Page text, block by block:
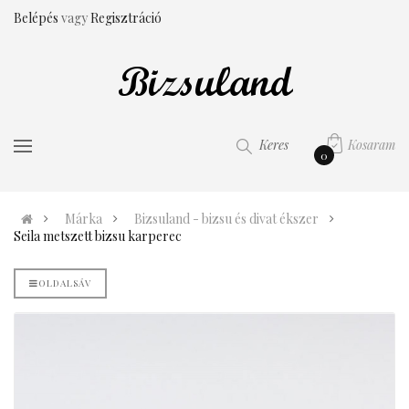
Belépés vagyRegisztráció
Kosaram
0
Keres
Márka
Bizsuland - bizsu és divat ékszer
Seila metszett bizsu karperec
OLDALSÁV